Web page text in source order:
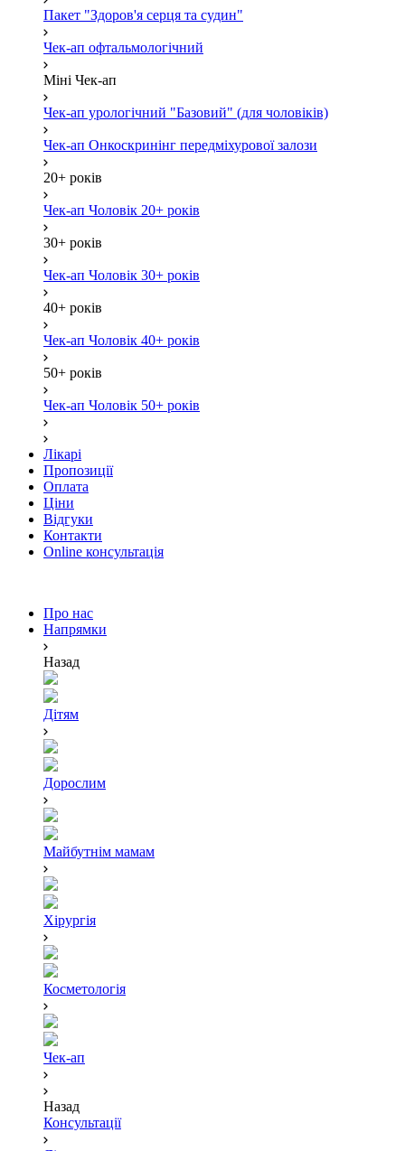
Пакет "Здоров'я серця та судин"
Чек-ап офтальмологічний
Міні Чек-ап
Чек-ап урологічний "Базовий" (для чоловіків)
Чек-ап Онкоскринінг передміхурової залози
20+ років
Чек-ап Чоловік 20+ років
30+ років
Чек-ап Чоловік 30+ років
40+ років
Чек-ап Чоловік 40+ років
50+ років
Чек-ап Чоловік 50+ років
Лікарі
Пропозиції
Оплата
Ціни
Відгуки
Контакти
Online консультація
Про нас
Напрямки
Назад
Дітям
Дорослим
Майбутнім мамам
Хірургія
Косметологія
Чек-ап
Назад
Консультації